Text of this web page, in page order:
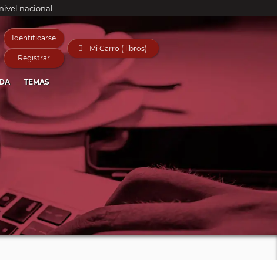
nacional
Identificarse
Registrar
 Mi Carro ( libros)
TEMAS